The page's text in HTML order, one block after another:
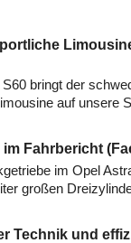
bringt der
auf unsere
im Fahrbericht
im Opel
großen
Technik und